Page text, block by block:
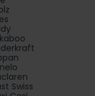
Swiss